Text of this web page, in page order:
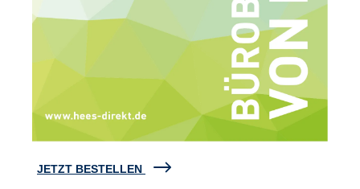
JETZT BESTELLEN